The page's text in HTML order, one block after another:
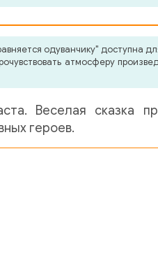
одуванчику" доступна
атмосферу
Веселая сказка
героев.